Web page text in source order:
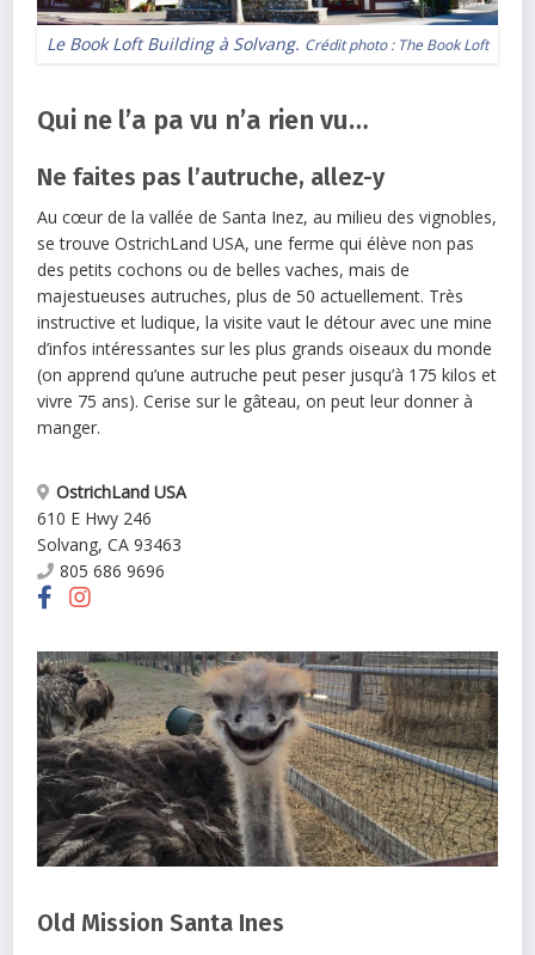
Le Book Loft Building à Solvang. Crédit photo : The Book Loft
Qui ne l’a pa vu n’a rien vu…
Ne faites pas l’autruche, allez-y
Au cœur de la vallée de Santa Inez, au milieu des vignobles,
se trouve OstrichLand USA, une ferme qui élève non pas
des petits cochons ou de belles vaches, mais de
majestueuses autruches, plus de 50 actuellement. Très
instructive et ludique, la visite vaut le détour avec une mine
d’infos intéressantes sur les plus grands oiseaux du monde
(on apprend qu’une autruche peut peser jusqu’à 175 kilos et
vivre 75 ans). Cerise sur le gâteau, on peut leur donner à
manger.
OstrichLand USA
610 E Hwy 246
Solvang, CA 93463
805 686 9696
Old Mission Santa Ines